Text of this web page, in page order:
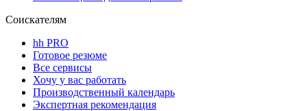
Соискателям
hh PRO
Готовое резюме
Все сервисы
Хочу у вас работать
Производственный календарь
Экспертная рекомендация